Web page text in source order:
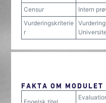
Censur
Intern
Vurderingskriterie
r
FAKTA OM MODULET